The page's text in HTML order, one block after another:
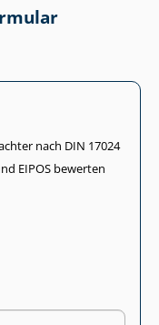
nach DIN 17024
EIPOS bewerten